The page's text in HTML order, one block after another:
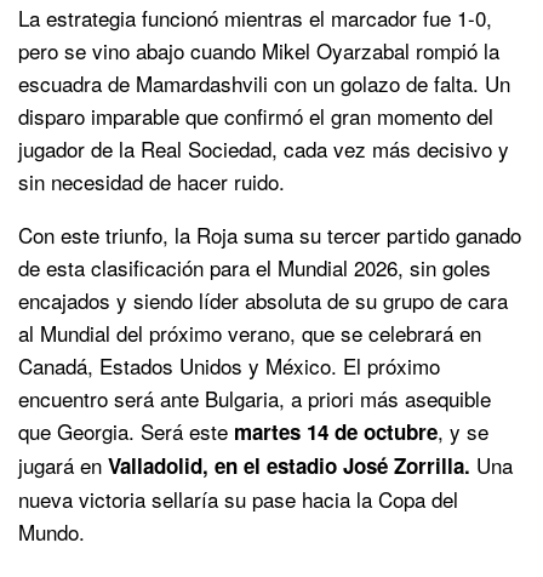
La estrategia funcionó mientras el marcador fue 1-0,
pero se vino abajo cuando Mikel Oyarzabal rompió la
escuadra de Mamardashvili con un golazo de falta. Un
disparo imparable que confirmó el gran momento del
jugador de la Real Sociedad, cada vez más decisivo y
sin necesidad de hacer ruido.
Con este triunfo, la Roja suma su tercer partido ganado
de esta clasificación para el Mundial 2026, sin goles
encajados y siendo líder absoluta de su grupo de cara
al Mundial del próximo verano, que se celebrará en
Canadá, Estados Unidos y México. El próximo
encuentro será ante Bulgaria, a priori más asequible
que Georgia. Será este martes 14 de octubre, y se
jugará en Valladolid, en el estadio José Zorrilla. Una
nueva victoria sellaría su pase hacia la Copa del
Mundo.